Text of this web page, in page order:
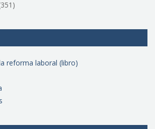
reforma laboral (libro)